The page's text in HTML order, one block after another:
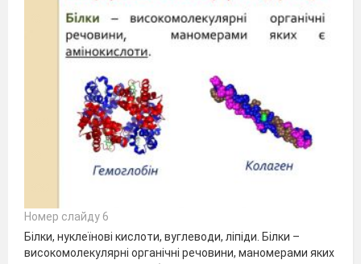
Номер слайду 6
Білки, нуклеїнові кислоти, вуглеводи, ліпіди. Білки –
високомолекулярні органічні речовини, маномерами яких